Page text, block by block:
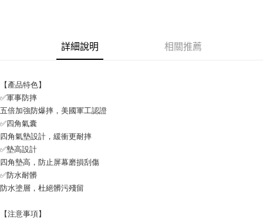
每筆NT$65，滿NT$690(含以上)免運費
每筆NT$65，滿NT$690(含以上)免運費
付款後7-11取貨
每筆NT$65，滿NT$690(含以上)免運費
宅配
每筆NT$100，滿NT$990(含以上)免運費
詳細說明 相關推薦
【產品特色】
✅軍事防摔
五倍加強防爆摔，美國軍工認證
✅四角氣囊
四角氣墊設計，緩衝更耐摔
✅墊高設計
四角墊高，防止屏幕磨損刮傷
✅防水耐髒
防水塗層，杜絕髒污殘留
【注意事項】